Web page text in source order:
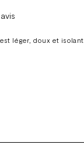
avis
léger, doux et isolant.